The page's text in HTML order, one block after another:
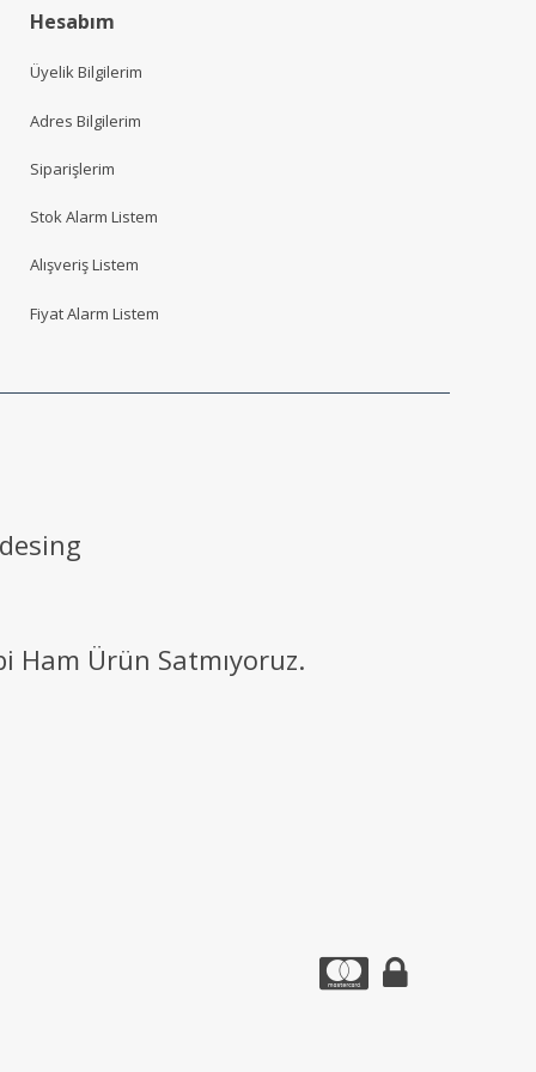
Hesabım
Üyelik Bilgilerim
Adres Bilgilerim
Siparişlerim
Stok Alarm Listem
Alışveriş Listem
Fiyat Alarm Listem
Ham Ürün Satmıyoruz.